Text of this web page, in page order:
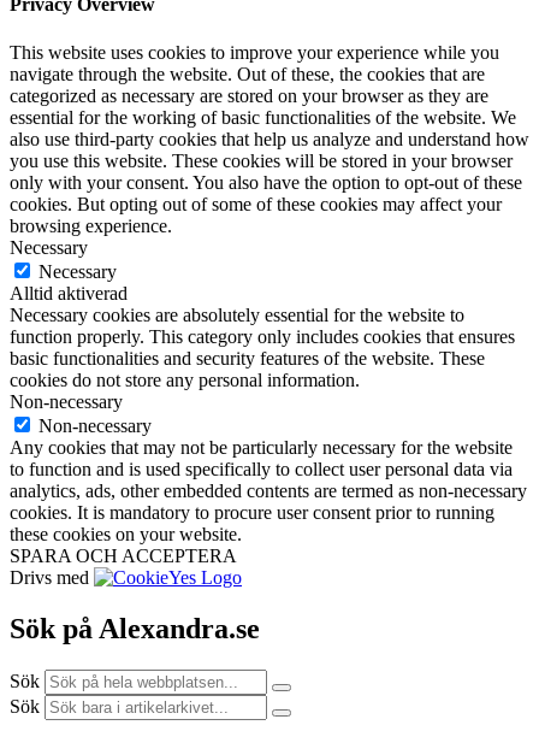
Privacy Overview
This website uses cookies to improve your experience while you
navigate through the website. Out of these, the cookies that are
categorized as necessary are stored on your browser as they are
essential for the working of basic functionalities of the website. We
also use third-party cookies that help us analyze and understand how
you use this website. These cookies will be stored in your browser
only with your consent. You also have the option to opt-out of these
cookies. But opting out of some of these cookies may affect your
browsing experience.
Necessary
Necessary
Alltid aktiverad
Necessary cookies are absolutely essential for the website to
function properly. This category only includes cookies that ensures
basic functionalities and security features of the website. These
cookies do not store any personal information.
Non-necessary
Non-necessary
Any cookies that may not be particularly necessary for the website
to function and is used specifically to collect user personal data via
analytics, ads, other embedded contents are termed as non-necessary
cookies. It is mandatory to procure user consent prior to running
these cookies on your website.
SPARA OCH ACCEPTERA
Drivs med
Sök på Alexandra.se
Sök
Sök